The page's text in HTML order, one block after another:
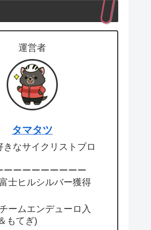
運営者
タマタツ
きなサイクリストブロ
ーーーーーーーーー
士ヒルシルバー獲得
ームエンデューロ入
もてぎ)